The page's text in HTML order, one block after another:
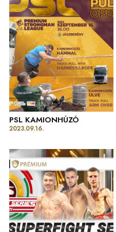
PSL KAMIONHÚZÓ
2023.09.16.